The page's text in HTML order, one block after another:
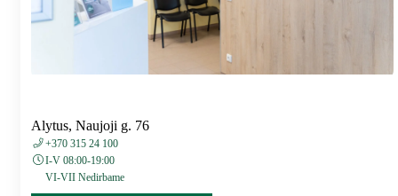
Alytus, Naujoji g. 76
+370 315 24 100
I-V 08:00-19:00
VI-VII Nedirbame